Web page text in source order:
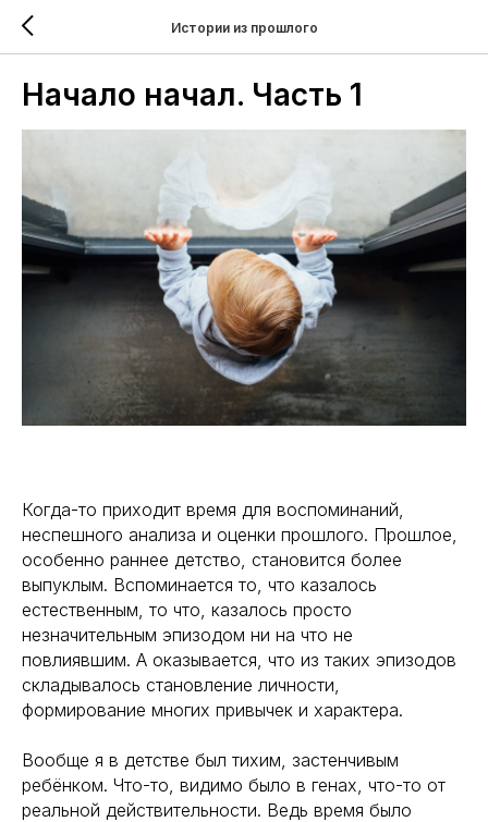
Истории из прошлого
Начало начал. Часть 1
Когда-то приходит время для воспоминаний,
неспешного анализа и оценки прошлого. Прошлое,
особенно раннее детство, становится более
выпуклым. Вспоминается то, что казалось
естественным, то что, казалось просто
незначительным эпизодом ни на что не
повлиявшим. А оказывается, что из таких эпизодов
складывалось становление личности,
формирование многих привычек и характера.
Вообще я в детстве был тихим, застенчивым
ребёнком. Что-то, видимо было в генах, что-то от
реальной действительности. Ведь время было